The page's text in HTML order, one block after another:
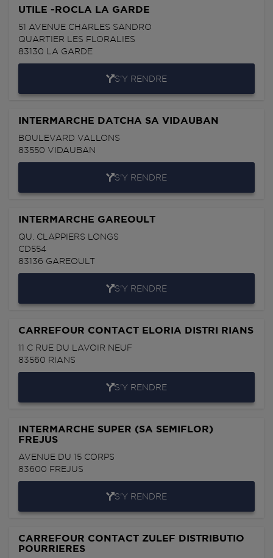
UTILE -ROCLA LA GARDE
51 AVENUE CHARLES SANDRO
QUARTIER LES FLORALIES
83130 LA GARDE
S'Y RENDRE
INTERMARCHE DATCHA SA VIDAUBAN
BOULEVARD VALLONS
83550 VIDAUBAN
S'Y RENDRE
INTERMARCHE GAREOULT
QU. CLAPPIERS LONGS
CD554
83136 GAREOULT
S'Y RENDRE
CARREFOUR CONTACT ELORIA DISTRI RIANS
11 C RUE DU LAVOIR NEUF
83560 RIANS
S'Y RENDRE
INTERMARCHE SUPER (SA SEMIFLOR)
FREJUS
AVENUE DU 15 CORPS
83600 FREJUS
S'Y RENDRE
CARREFOUR CONTACT ZULEF DISTRIBUTIO
POURRIERES